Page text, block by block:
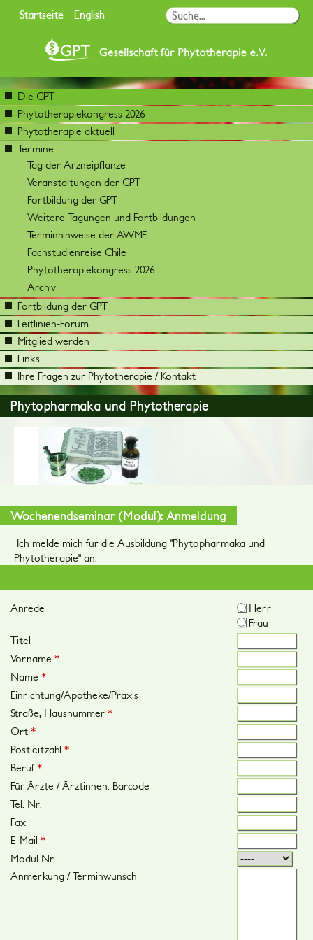
Startseite English
Die GPT
Phytotherapiekongress 2026
Phytotherapie aktuell
Termine
Tag der Arzneipflanze
Veranstaltungen der GPT
Fortbildung der GPT
Weitere Tagungen und Fortbildungen
Terminhinweise der AWMF
Fachstudienreise Chile
Phytotherapiekongress 2026
Archiv
Fortbildung der GPT
Leitlinien-Forum
Mitglied werden
Links
Ihre Fragen zur Phytotherapie / Kontakt
Phytopharmaka und Phytotherapie
Wochenendseminar (Modul): Anmeldung
Ich melde mich für die Ausbildung "Phytopharmaka und
Phytotherapie" an:
Anrede
Herr
Frau
Titel
Vorname *
Name *
Einrichtung/Apotheke/Praxis
Straße, Hausnummer *
Ort *
Postleitzahl *
Beruf*
Für Ärzte / Ärztinnen: Barcode
Tel. Nr.
Fax
E-Mail *
Modul Nr.
Anmerkung / Terminwunsch